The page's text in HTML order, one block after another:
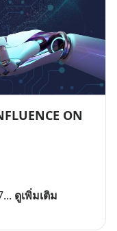
ON
... ดูเพิ่มเติม